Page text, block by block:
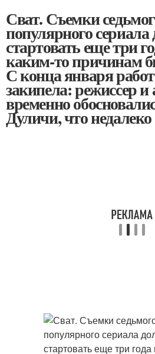
Сват. Съемки
популярного
стартовать еще три
каким-то причинам
С конца января
закипела: режиссер
временно
Дуличи, что